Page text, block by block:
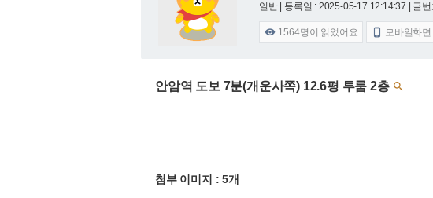
일반 | 등록일 : 2025-05-17 12:14:37 | 글
 1564명이 읽었어요  모바일화면
안암역 도보 7분(개운사쪽) 12.6평 투룸 2층 
첨부 이미지 : 5개